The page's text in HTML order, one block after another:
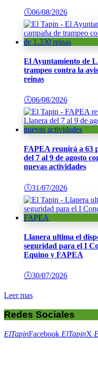
🕔06/08/2026
El Ayuntamiento de
trampeo contra la
reinas
🕔06/08/2026
FAPEA reunirá a 63
del 7 al 9 de agosto
nuevas actividades
🕔31/07/2026
Llanera ultima el
seguridad para el I
Equino y FAPEA
🕔30/07/2026
Leer mas
Redes Sociales
ElTapinFacebook ElTapinX